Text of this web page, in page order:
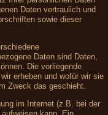
Daten vertraulich und
sowie dieser
Daten sind Daten,
Die vorliegende
erheben und wofür wir sie
Zweck das geschieht.
im Internet (z.B. bei der